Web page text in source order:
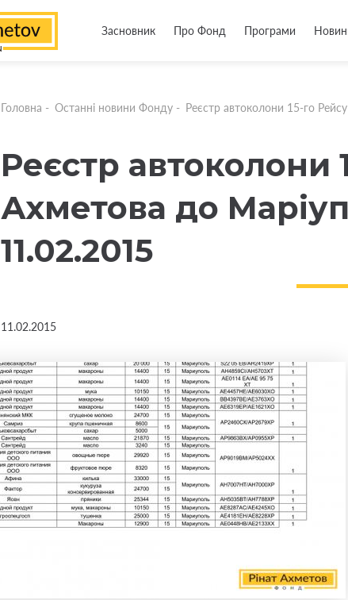
Засновник Про Фонд Програми
Головна - Останні новини Фонду - Реєстр автоколони 15-го
Реєстр автоколони
Ахметова до
11.02.2015
11.02.2015